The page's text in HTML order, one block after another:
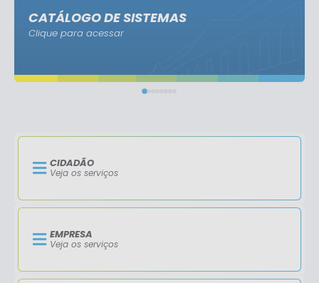
CATÁLOGO DE SISTEMAS
Clique para acessar
CIDADÃO
Veja os serviços
EMPRESA
Veja os serviços